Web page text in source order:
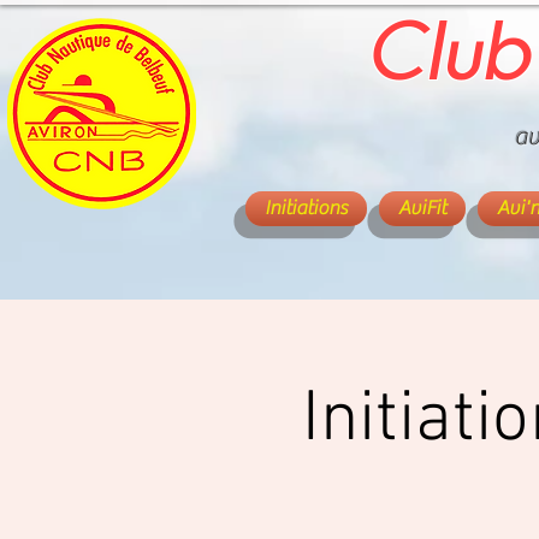
Initiations AviFit